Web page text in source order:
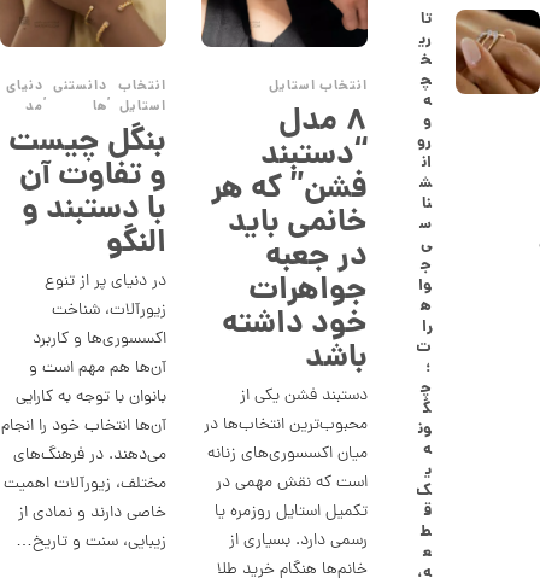
انتخاب
استایل ,دانستنی
ها
,دنیای
مد
بنگل چیست
و تفاوت آن
با دستبند و
النگو
در دنیای پر از تنوع
زیورآلات، شناخت
اکسسوری‌ها و کاربرد
آن‌ها هم مهم است و
بانوان با توجه به کارایی
آن‌ها انتخاب خود را انجام
می‌دهند. در فرهنگ‌های
مختلف، زیورآلات اهمیت
خاصی دارند و نمادی از
زیبایی، سنت و تاریخ…
انتخاب استایل
۸ مدل
“دستبند
فشن” که هر
خانمی باید
در جعبه
جواهرات
خود داشته
باشد
دستبند فشن یکی از
محبوب‌ترین انتخاب‌ها در
میان اکسسوری‌های زنانه
است که نقش مهمی در
تکمیل استایل روزمره یا
رسمی دارد. بسیاری از
خانم‌ها هنگام خرید طلا
تا
ری
خ
چ
ه
و
رو
ان
ش
نا
س
ی
ج
وا
ه
را
ت
؛
چ
گ
ون
ه
ی
ک
ق
ط
ع
9
0
0
0
ت
و
م
ا
ن
ن
گ
ش
ت
ر
ط
ل
ا